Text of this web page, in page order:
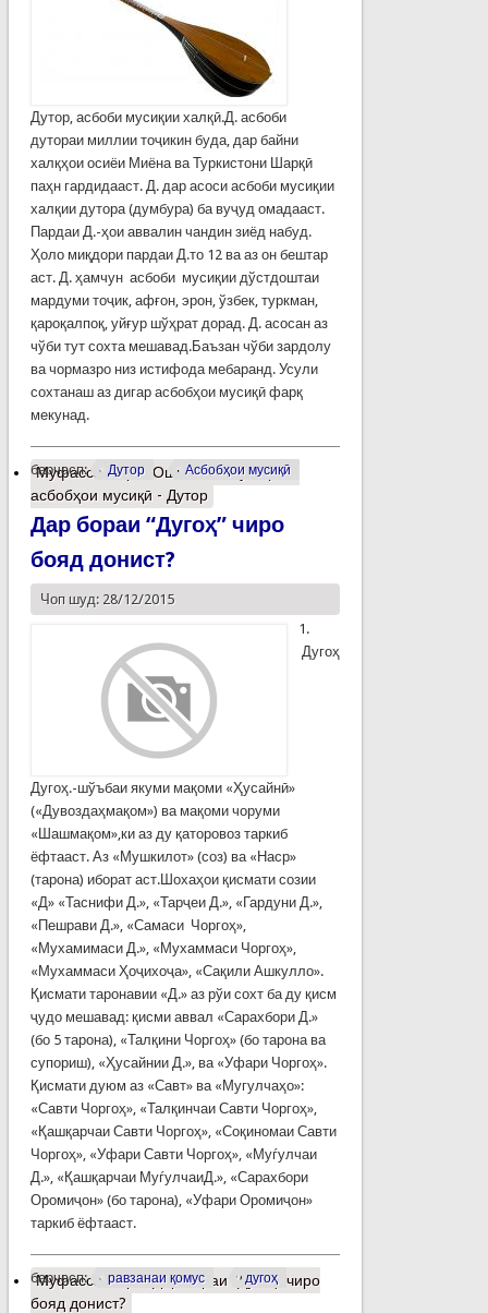
Дутор, асбоби мусиқии халқӣ.Д. асбоби
дутораи миллии тоҷикин буда, дар байни
халқҳои осиёи Миёна ва Туркистони Шарқӣ
паҳн гардидааст. Д. дар асоси асбоби мусиқии
халқии дутора (думбура) ба вуҷуд омадааст.
Пардаи Д.-ҳои аввалин чандин зиёд набуд.
Ҳоло миқдори пардаи Д.то 12 ва аз он бештар
аст. Д. ҳамчун асбоби мусиқии дўстдоштаи
мардуми тоҷик, афғон, эрон, ўзбек, туркман,
қароқалпоқ, уйғур шўҳрат дорад. Д. асосан аз
чўби тут сохта мешавад.Баъзан чўби зардолу
ва чормазро низ истифода мебаранд. Усули
сохтанаш аз дигар асбобҳои мусиқӣ фарқ
мекунад.
барчасп: Дутор Асбобҳои мусиқӣ
Муфассалтаро Ошноӣ бо мусиқӣ ва
асбобҳои мусиқӣ - Дутор
Дар бораи “Дугоҳ” чиро
бояд донист?
Чоп шуд: 28/12/2015
1.
Дугоҳ
Дугоҳ.-шўъбаи якуми мақоми «Ҳусайнӣ»
(«Дувоздаҳмақом») ва мақоми чоруми
«Шашмақом»,ки аз ду қаторовоз таркиб
ёфтааст. Аз «Мушкилот» (соз) ва «Наср»
(тарона) иборат аст.Шохаҳои қисмати созии
«Д» «Таснифи Д.», «Тарҷеи Д.», «Гардуни Д.»,
«Пешрави Д.», «Самаси Чоргоҳ»,
«Мухамимаси Д.», «Мухаммаси Чоргоҳ»,
«Мухаммаси Ҳоҷихоҷа», «Сақили Ашкулло».
Қисмати таронавии «Д.» аз рўи сохт ба ду қисм
ҷудо мешавад: қисми аввал «Сарахбори Д.»
(бо 5 тарона), «Талқини Чоргоҳ» (бо тарона ва
супориш), «Ҳусайнии Д.», ва «Уфари Чоргоҳ».
Қисмати дуюм аз «Савт» ва «Мугулчаҳо»:
«Савти Чоргоҳ», «Талқинчаи Савти Чоргоҳ»,
«Қашқарчаи Савти Чоргоҳ», «Соқиномаи Савти
Чоргоҳ», «Уфари Савти Чоргоҳ», «Муѓулчаи
Д.», «Қашқарчаи МуѓулчаиД.», «Сарахбори
Оромиҷон» (бо тарона), «Уфари Оромиҷон»
таркиб ёфтааст.
барчасп: равзанаи қомус дугоҳ
Муфассалтаро Дар бораи “Дугоҳ” чиро
бояд донист?